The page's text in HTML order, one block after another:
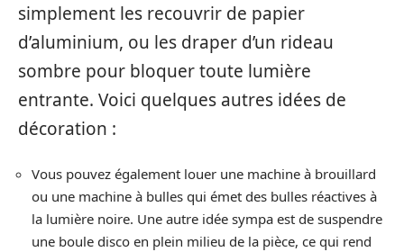
simplement les recouvrir de papier
d’aluminium, ou les draper d’un rideau
sombre pour bloquer toute lumière
entrante. Voici quelques autres idées de
décoration :
Vous pouvez également louer une machine à brouillard
ou une machine à bulles qui émet des bulles réactives à
la lumière noire. Une autre idée sympa est de suspendre
une boule disco en plein milieu de la pièce, ce qui rend